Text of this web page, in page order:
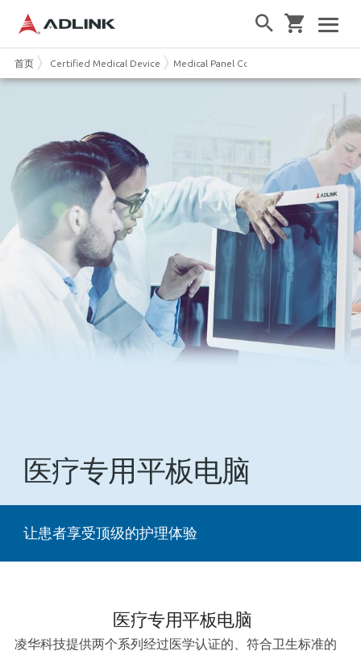
首页 Certified Medical Device Medical Panel Computer
医疗专用平板电脑
让患者享受顶级的护理体验
医疗专用平板电脑
凌华科技提供两个系列经过医学认证的、符合卫生标准的